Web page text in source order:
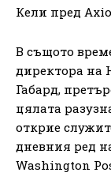
Кели пред
В същото
директора на
Габард,
цялата
открие
дневния ред
Washington